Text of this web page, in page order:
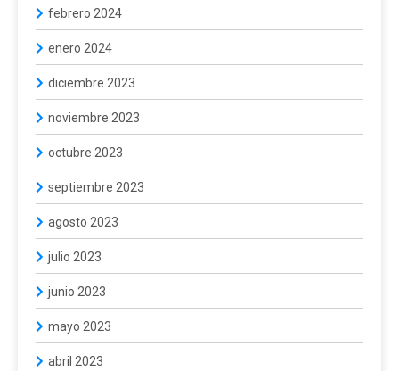
febrero 2024
enero 2024
diciembre 2023
noviembre 2023
octubre 2023
septiembre 2023
agosto 2023
julio 2023
junio 2023
mayo 2023
abril 2023